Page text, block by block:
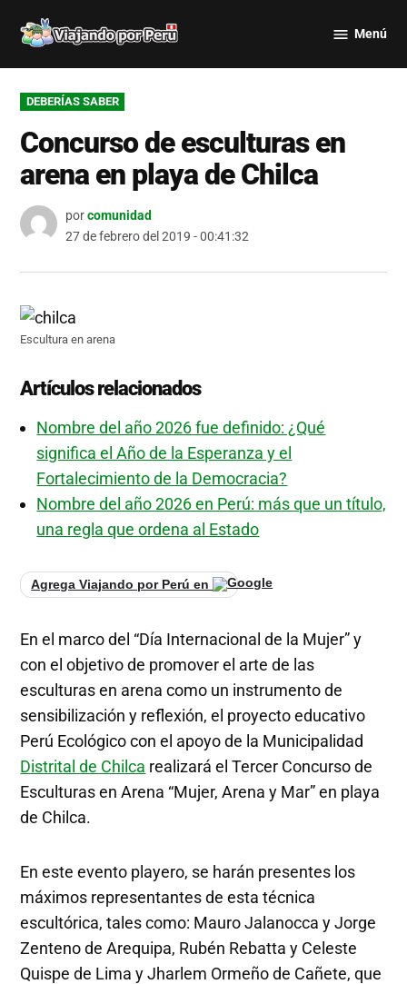
por Perú
Menú
PUBLICADO
EN
DEBERÍAS SABER
Concurso de esculturas en
arena en playa de Chilca
porcomunidad
27 de febrero del 2019 - 00:41:32
Escultura en arena
Artículos relacionados
Nombre del año 2026 fue definido: ¿Qué
significa el Año de la Esperanza y el
Fortalecimiento de la Democracia?
Nombre del año 2026 en Perú: más que un título,
una regla que ordena al Estado
Agrega Viajando por Perú en
En el marco del “Día Internacional de la Mujer” y
con el objetivo de promover el arte de las
esculturas en arena como un instrumento de
sensibilización y reflexión, el proyecto educativo
Perú Ecológico con el apoyo de la Municipalidad
Distrital de Chilca realizará el Tercer Concurso de
Esculturas en Arena “Mujer, Arena y Mar” en playa
de Chilca.
En este evento playero, se harán presentes los
máximos representantes de esta técnica
escultórica, tales como: Mauro Jalanocca y Jorge
Zenteno de Arequipa, Rubén Rebatta y Celeste
Quispe de Lima y Jharlem Ormeño de Cañete, que